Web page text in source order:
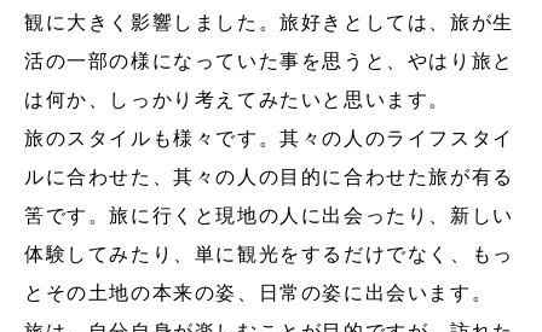
観に大きく影響しました。旅好きとしては、旅が生
活の一部の様になっていた事を思うと、やはり旅と
は何か、しっかり考えてみたいと思います。
旅のスタイルも様々です。其々の人のライフスタイ
ルに合わせた、其々の人の目的に合わせた旅が有る
筈です。旅に行くと現地の人に出会ったり、新しい
体験してみたり、単に観光をするだけでなく、もっ
とその土地の本来の姿、日常の姿に出会います。